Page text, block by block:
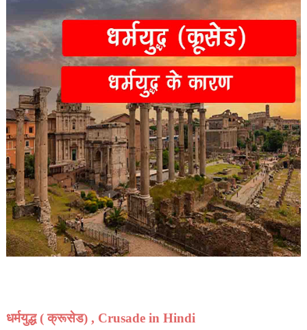
धर्मयुद्ध ( क्रूसेड) , Crusade in Hindi